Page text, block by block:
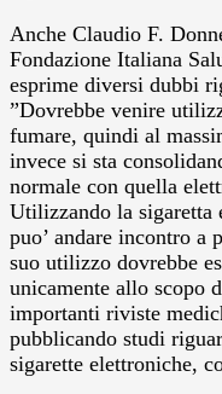
Anche Claudio F.
Fondazione Italiana
esprime diversi dubbi
”Dovrebbe venire
fumare, quindi al
invece si sta
normale con quella
Utilizzando la sigaretta
puo’ andare incontro
suo utilizzo dovrebbe
unicamente allo scopo
importanti riviste
pubblicando studi
sigarette elettroniche,